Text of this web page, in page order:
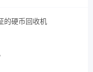
的硬币回收机